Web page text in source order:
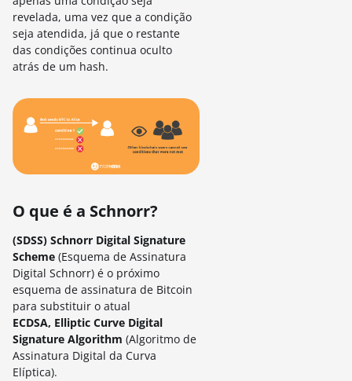
revelada, uma vez que a condição
seja atendida, já que o restante
das condições continua oculto
atrás de um hash.
O que é a Schnorr?
(SDSS) Schnorr Digital Signature
Scheme (Esquema de Assinatura
Digital Schnorr) é o próximo
esquema de assinatura de Bitcoin
para substituir o atual
ECDSA, Elliptic Curve Digital
Signature Algorithm (Algoritmo de
Assinatura Digital da Curva
Elíptica).